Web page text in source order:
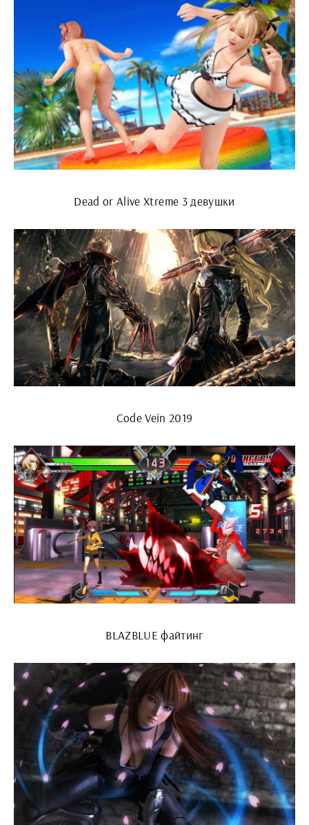
Dead or Alive Xtreme 3 девушки
Code Vein 2019
BLAZBLUE файтинг